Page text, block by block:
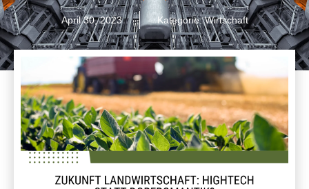
April 30, 2023 Kategorie: Wirtschaft